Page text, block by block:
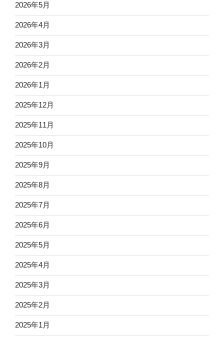
2026年5月
2026年4月
2026年3月
2026年2月
2026年1月
2025年12月
2025年11月
2025年10月
2025年9月
2025年8月
2025年7月
2025年6月
2025年5月
2025年4月
2025年3月
2025年2月
2025年1月